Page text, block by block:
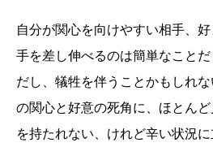
自分が関心を向けやすい相手、
手を差し伸べるのは簡単なこと
だし、犠牲を伴うことかもしれ
の関心と好意の死角に、ほとん
を持たれない、けれど辛い状況